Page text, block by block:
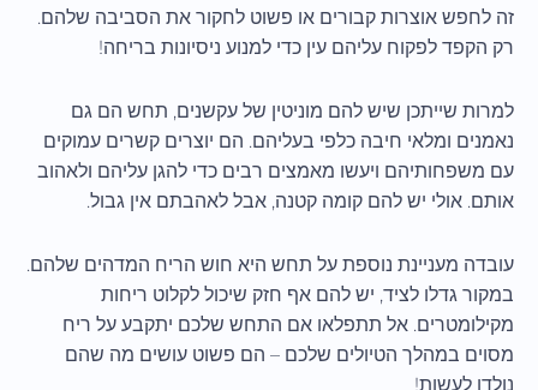
זה לחפש אוצרות קבורים או פשוט לחקור את הסביבה שלהם.
רק הקפד לפקוח עליהם עין כדי למנוע ניסיונות בריחה!
למרות שייתכן שיש להם מוניטין של עקשנים, תחש הם גם
נאמנים ומלאי חיבה כלפי בעליהם. הם יוצרים קשרים עמוקים
עם משפחותיהם ויעשו מאמצים רבים כדי להגן עליהם ולאהוב
אותם. אולי יש להם קומה קטנה, אבל לאהבתם אין גבול.
עובדה מעניינת נוספת על תחש היא חוש הריח המדהים שלהם.
במקור גדלו לציד, יש להם אף חזק שיכול לקלוט ריחות
מקילומטרים. אל תתפלאו אם התחש שלכם יתקבע על ריח
מסוים במהלך הטיולים שלכם – הם פשוט עושים מה שהם
נולדו לעשות!